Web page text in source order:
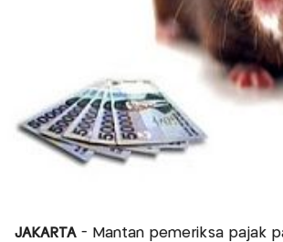
JAKARTA- Mantan pemeriksa pajak